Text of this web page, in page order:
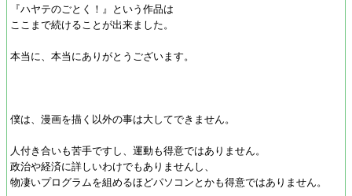
『ハヤテのごとく！』という作品は
ここまで続けることが出来ました。
本当に、本当にありがとうございます。
僕は、漫画を描く以外の事は大してできません。
人付き合いも苦手ですし、運動も得意ではありません。
政治や経済に詳しいわけでもありませんし、
物凄いプログラムを組めるほどパソコンとかも得意ではありません。